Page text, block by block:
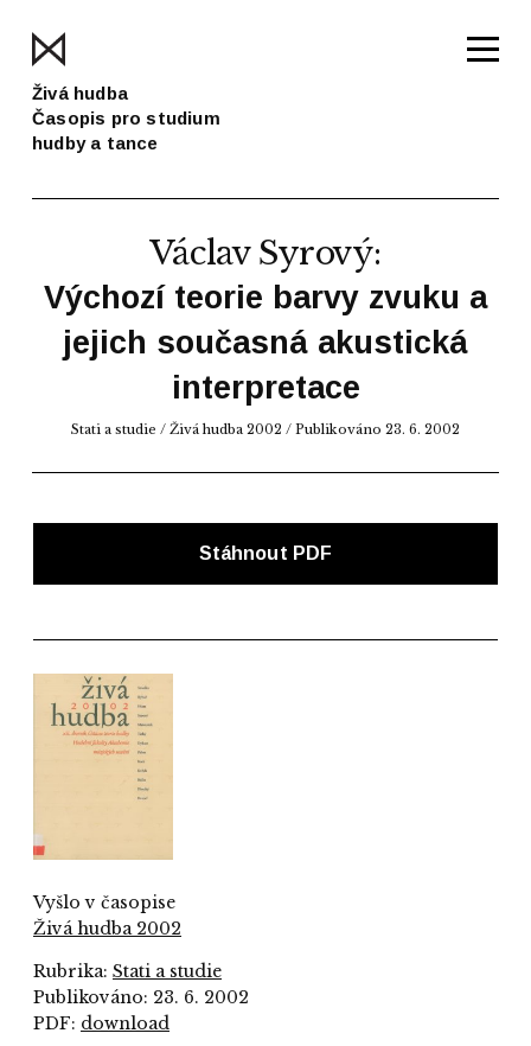
Živá hudba
Časopis pro studium
hudby a tance
Václav Syrový:
Výchozí teorie barvy zvuku a
jejich současná akustická
interpretace
Stati a studie / Živá hudba 2002 / Publikováno 23. 6. 2002
Stáhnout PDF
Vyšlo v časopise
Živá hudba 2002
Rubrika: Stati a studie
Publikováno: 23. 6. 2002
PDF: download